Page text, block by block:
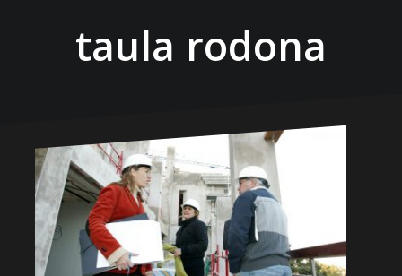
taula rodona